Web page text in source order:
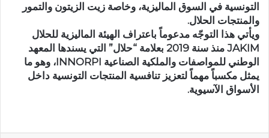
التونسية في السوق الماليزية، وخاصة زيت الزيتون والتمور
والمنتجات الحلال.
ويأتي هذا التوجّه مدعوماً باعتراف الهيئة الماليزية للحلال
JAKIM منذ سنة 2019 بعلامة “حلال” التي يسندها المعهد
الوطني للمواصفات والملكية الصناعية INNORPI، وهو ما
يمثل مكسباً مهماً لتعزيز تنافسية المنتجات التونسية داخل
الأسواق الآسيوية.